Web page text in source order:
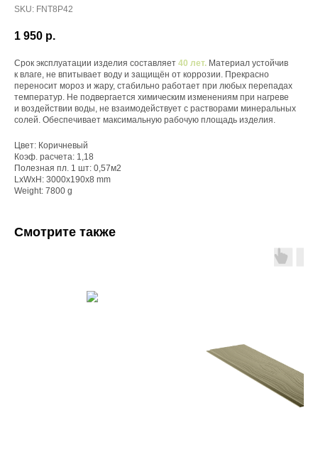
SKU: FNT8P42
1 950 р.
Срок эксплуатации изделия составляет 40 лет. Материал устойчив
к влаге, не впитывает воду и защищён от коррозии. Прекрасно
переносит мороз и жару, стабильно работает при любых перепадах
температур. Не подвергается химическим изменениям при нагреве
и воздействии воды, не взаимодействует с растворами минеральных
солей. Обеспечивает максимальную рабочую площадь изделия.
Цвет: Коричневый
Коэф. расчета: 1,18
Полезная пл. 1 шт: 0,57м2
LxWxH: 3000x190x8 mm
Weight: 7800 g
Смотрите также